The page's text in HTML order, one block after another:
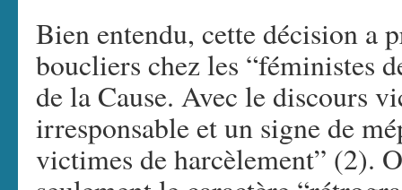
Bien entendu, cette décision a
boucliers chez les “féministes
de la Cause. Avec le discours
irresponsable et un signe de
victimes de harcèlement” (2).